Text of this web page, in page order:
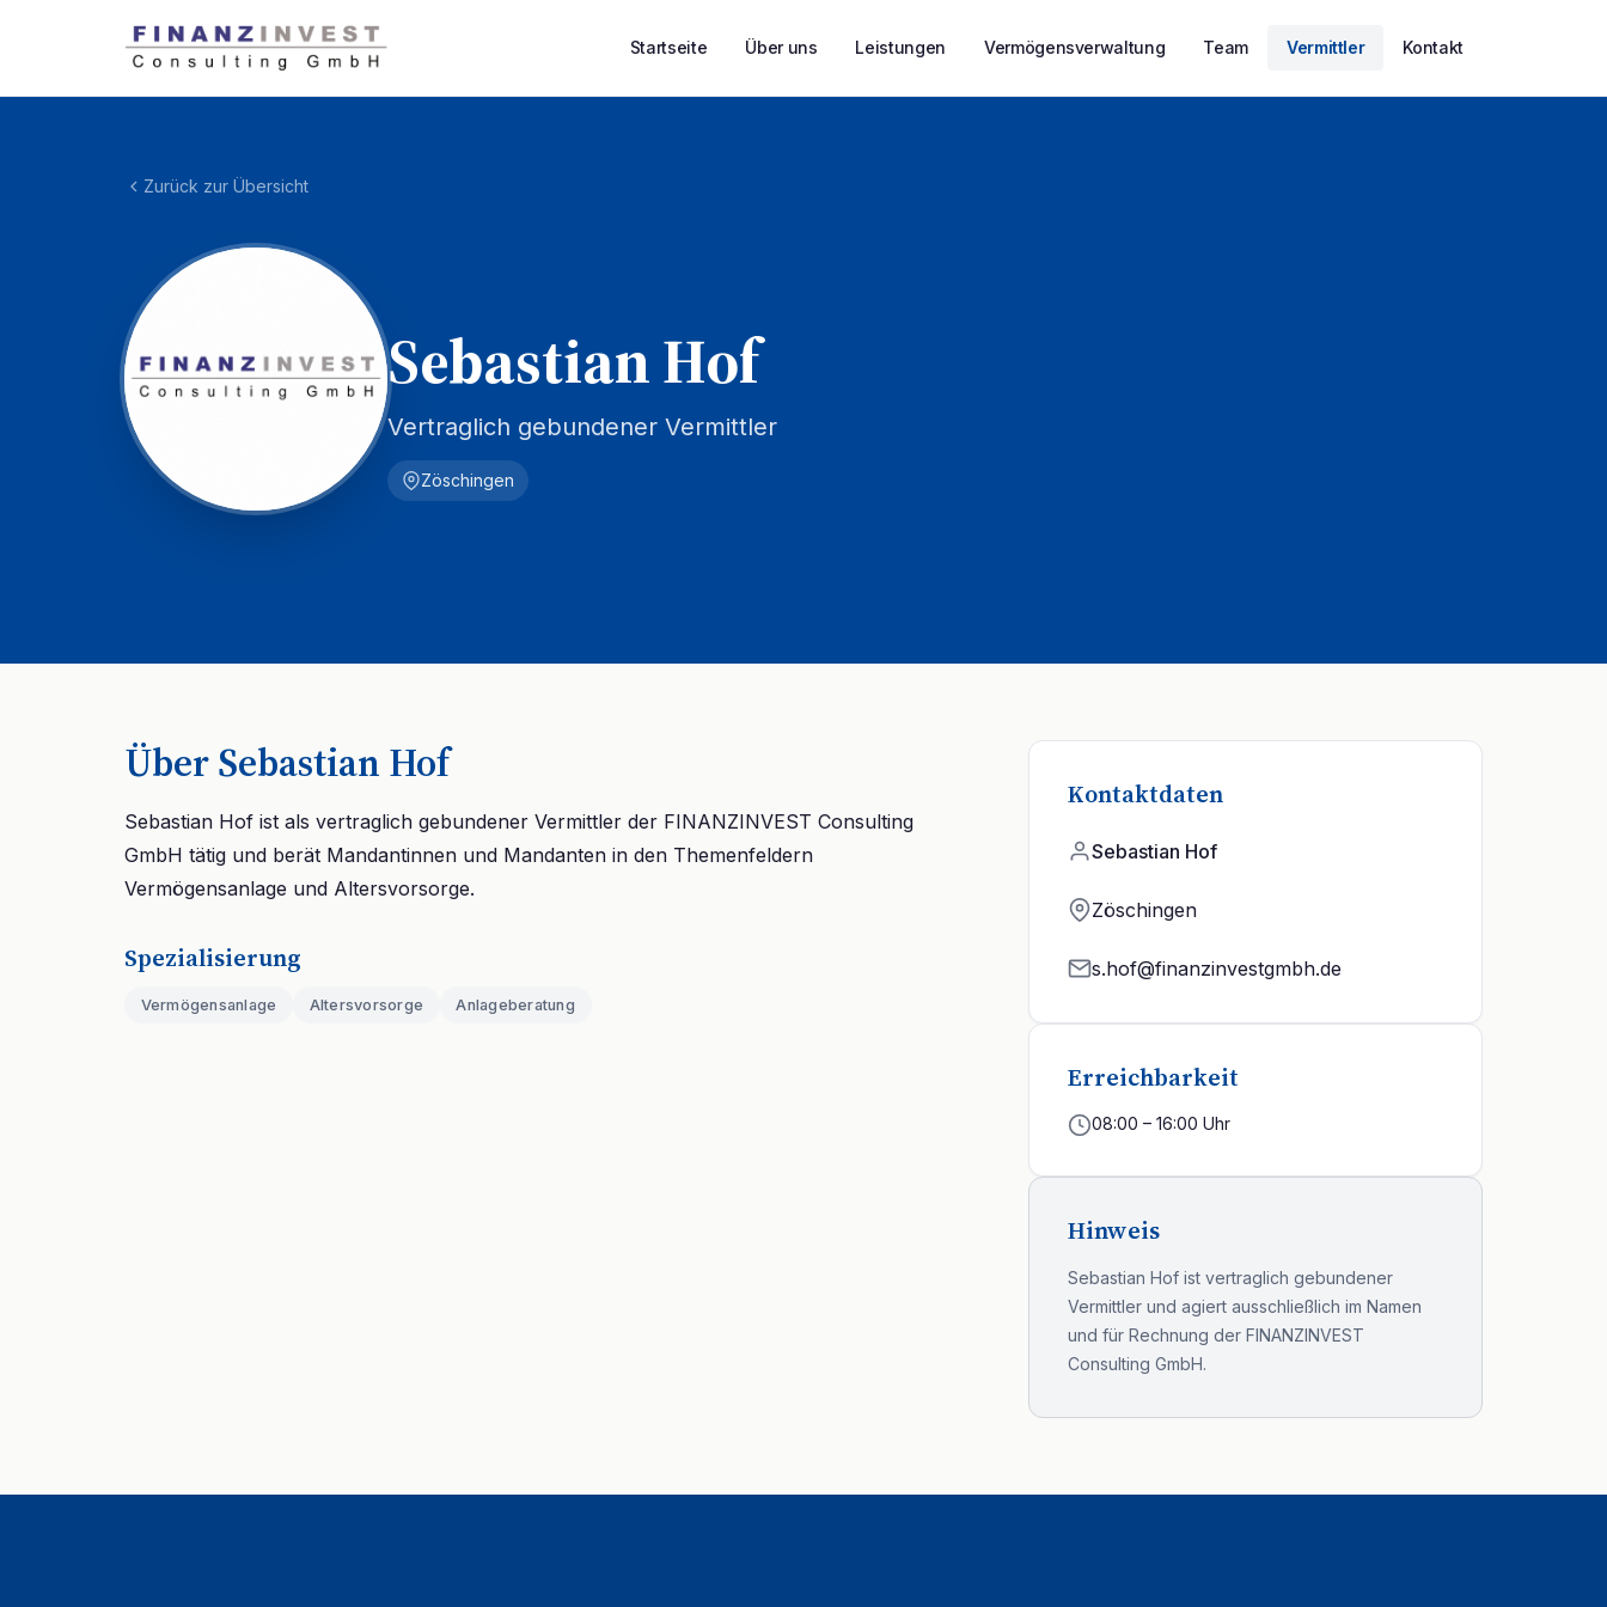
Startseite Über uns Leistungen Vermögensverwaltung Team Vermittler Kontakt
Zurück zur Übersicht
Sebastian Hof
Vertraglich gebundener Vermittler
Zöschingen
Über Sebastian Hof
Sebastian Hof ist als vertraglich gebundener Vermittler der FINANZINVEST Consulting
GmbH tätig und berät Mandantinnen und Mandanten in den Themenfeldern
Vermögensanlage und Altersvorsorge.
Spezialisierung
Vermögensanlage Altersvorsorge Anlageberatung
Kontaktdaten
Sebastian Hof
Zöschingen
s.hof@finanzinvestgmbh.de
Erreichbarkeit
08:00 – 16:00 Uhr
Hinweis
Sebastian Hof ist vertraglich gebundener
Vermittler und agiert ausschließlich im Namen
und für Rechnung der FINANZINVEST
Consulting GmbH.